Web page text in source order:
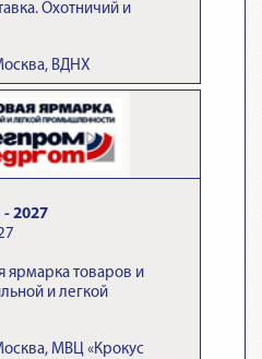
Охотничий и
ВДНХ
2027
ярмарка товаров и
и легкой
МВЦ «Крокус